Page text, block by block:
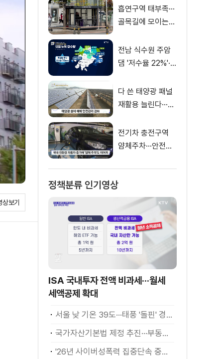
보기
흡연구역 태부족···
골목길에 모이는
전남 식수원 주암
댐 '저수율 22%'···
활용
다 쓴 태양광 패널
재활용 늘린다···폐
표
전기차 충전구역
얌체주차···안전신
정책분류 인기영상
ISA 국내투자 전액 비과세···월세
세액공제 확대
서울 낮 기온 39도···태풍 '돌핀' 경로 변수
국가자산기본법 제정 추진···부동산·주식 등 통합 관리
'26년 사이버성폭력 집중단속 중간성과 발표···향후 추진계획은?